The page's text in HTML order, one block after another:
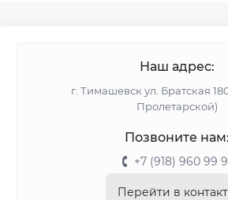
Наш адрес:
г. Тимашевск ул. Братская 180
Пролетарской)
Позвоните нам:
+7 (918) 960 99
Перейти в